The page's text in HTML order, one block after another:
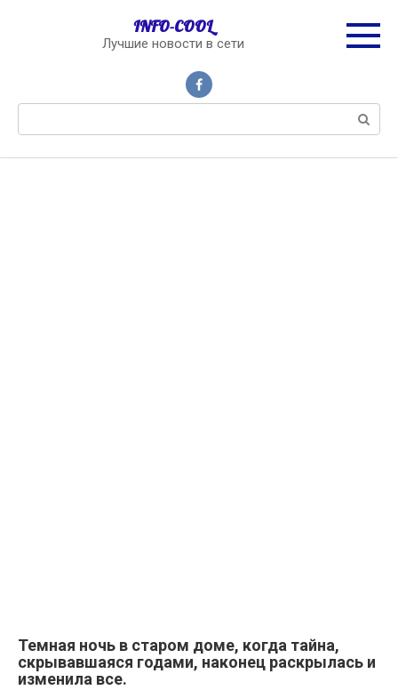
INFO-COOL
Лучшие новости в сети
Темная ночь в старом доме, когда тайна,
скрывавшаяся годами, наконец раскрылась и
изменила все.